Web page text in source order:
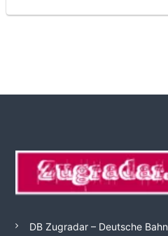
DB Zugradar – Deutsche Bahn